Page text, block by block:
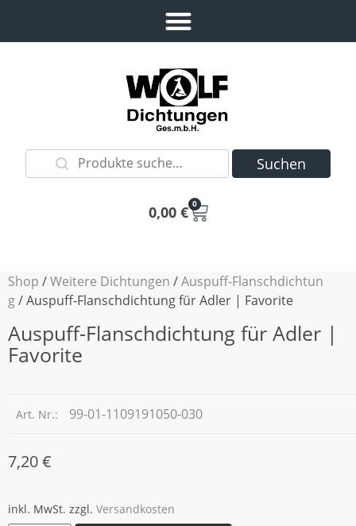
Suchen
0,00 € 0
Shop /Weitere Dichtungen /Auspuff-Flanschdichtun
g/ Auspuff-Flanschdichtung für Adler | Favorite
Auspuff-Flanschdichtung für Adler |
Favorite
Art. Nr.: 99-01-1109191050-030
7,20€
inkl. MwSt. zzgl. Versandkosten